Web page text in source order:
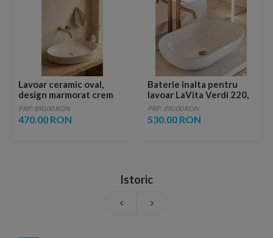
Lavoar ceramic oval,
design marmorat crem
lucios cu vene aurii,
ventil inclus
PRP: 890.00 RON
470.00 RON
Baterie inalta pentru
lavoar LaVita Verdi 220,
fara ventil, brushed
copper
PRP: 890.00 RON
530.00 RON
Istoric